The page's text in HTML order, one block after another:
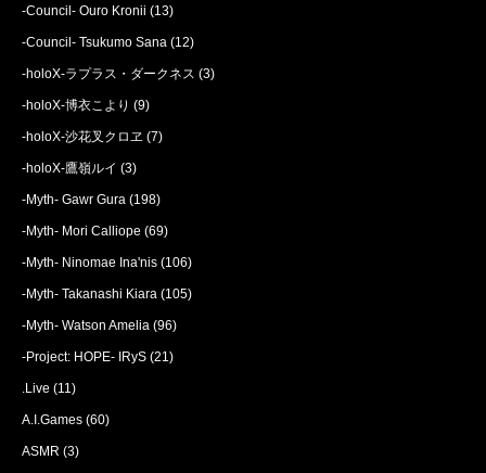
-Council- Ouro Kronii (13)
-Council- Tsukumo Sana (12)
-holoX-ラプラス・ダークネス (3)
-holoX-博衣こより (9)
-holoX-沙花叉クロヱ (7)
-holoX-鷹嶺ルイ (3)
-Myth- Gawr Gura (198)
-Myth- Mori Calliope (69)
-Myth- Ninomae Ina'nis (106)
-Myth- Takanashi Kiara (105)
-Myth- Watson Amelia (96)
-Project: HOPE- IRyS (21)
.Live (11)
A.I.Games (60)
ASMR (3)